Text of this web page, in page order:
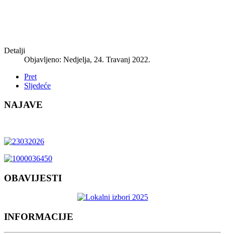
Detalji
Objavljeno: Nedjelja, 24. Travanj 2022.
Pret
Sljedeće
NAJAVE
OBAVIJESTI
INFORMACIJE